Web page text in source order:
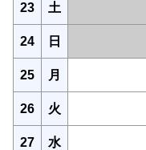
23 土
24 日
25 月
26 火
27 水